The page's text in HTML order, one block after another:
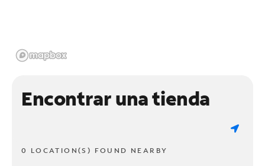
Encontrar una tienda
0 LOCATION(S) FOUND NEARBY